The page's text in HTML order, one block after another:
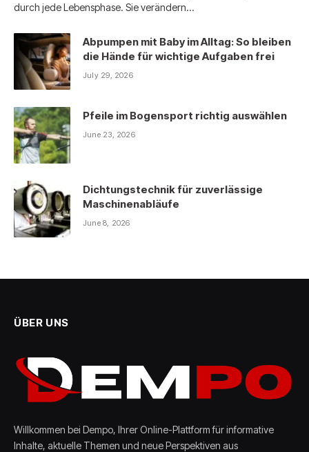
durch jede Lebensphase. Sie verändern…
Abpumpen mit Baby im Alltag: So bleiben
die Hände für wichtige Aufgaben frei
July 29, 2026
Pfeile im Bogensport richtig auswählen
June 23, 2026
Dichtungstechnik für zuverlässige
Maschinenabläufe
June 8, 2026
ÜBER UNS
Willkommen bei Dempo, Ihrer Online-Plattform für informative
Inhalte, aktuelle Themen und neue Perspektiven aus